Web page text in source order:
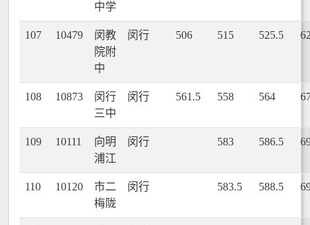
中学
107 10479
闵教
院附
中
闵行 506 515 525.5
108 10873
闵行
三中
闵行 561.5 558 564
109 10111
向明
浦江
闵行 583 586.5
110 10120
市二
梅陇
闵行 583.5 588.5